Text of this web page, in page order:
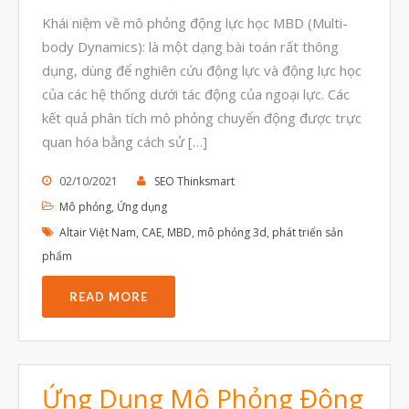
Tháng Tám 2023
Tháng Bảy 2023
Tháng Sáu 2023
Tháng Năm 2023
Tháng Ba 2023
Tháng Một 2023
Tháng Mười 2022
Tháng Chín 2022
Tháng Tám 2022
Khái niệm về mô phỏng động lực học MBD (Multi-
body Dynamics): là một dạng bài toán rất thông
dụng, dùng để nghiên cứu động lực và động lực học
của các hệ thống dưới tác động của ngoại lực. Các
kết quả phân tích mô phỏng chuyển động được trực
quan hóa bằng cách sử […]
02/10/2021
SEO Thinksmart
Mô phỏng, Ứng dụng
Altair Việt Nam, CAE, MBD, mô phỏng 3d, phát triển sản
phẩm
READ MORE
Ứng Dụng Mô Phỏng Động